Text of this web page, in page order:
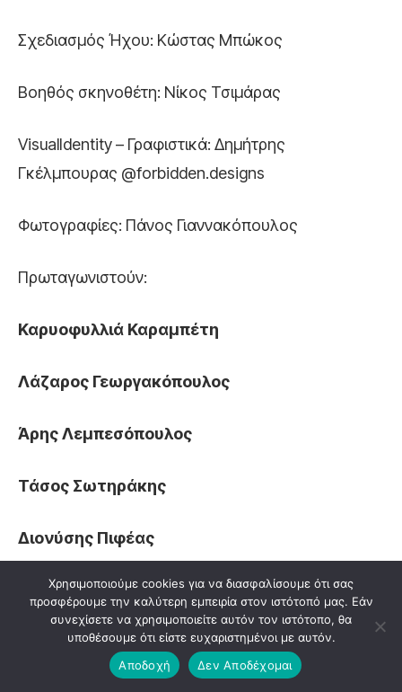
Σχεδιασμός Ήχου: Κώστας Μπώκος
Βοηθός σκηνοθέτη: Νίκος Τσιμάρας
VisualIdentity – Γραφιστικά: Δημήτρης
Γκέλμπουρας @forbidden.designs
Φωτογραφίες: Πάνος Γιαννακόπουλος
Πρωταγωνιστούν:
Καρυοφυλλιά Καραμπέτη
Λάζαρος Γεωργακόπουλος
Άρης Λεμπεσόπουλος
Τάσος Σωτηράκης
Διονύσης Πιφέας
Στον ρόλο της Τροφού η Ρένη Πιττακή
Χρησιμοποιούμε cookies για να διασφαλίσουμε ότι σας
προσφέρουμε την καλύτερη εμπειρία στον ιστότοπό μας. Εάν
συνεχίσετε να χρησιμοποιείτε αυτόν τον ιστότοπο, θα
υποθέσουμε ότι είστε ευχαριστημένοι με αυτόν.
Αποδοχή
Δεν Αποδέχομαι